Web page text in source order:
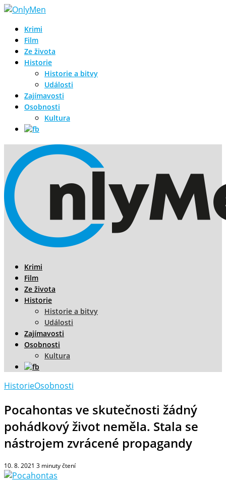
Krimi
Film
Ze života
Historie
Historie a bitvy
Události
Zajímavosti
Osobnosti
Kultura
Krimi
Film
Ze života
Historie
Historie a bitvy
Události
Zajímavosti
Osobnosti
Kultura
HistorieOsobnosti
Pocahontas ve skutečnosti žádný
pohádkový život neměla. Stala se
nástrojem zvrácené propagandy
10. 8. 2021 3 minuty čtení